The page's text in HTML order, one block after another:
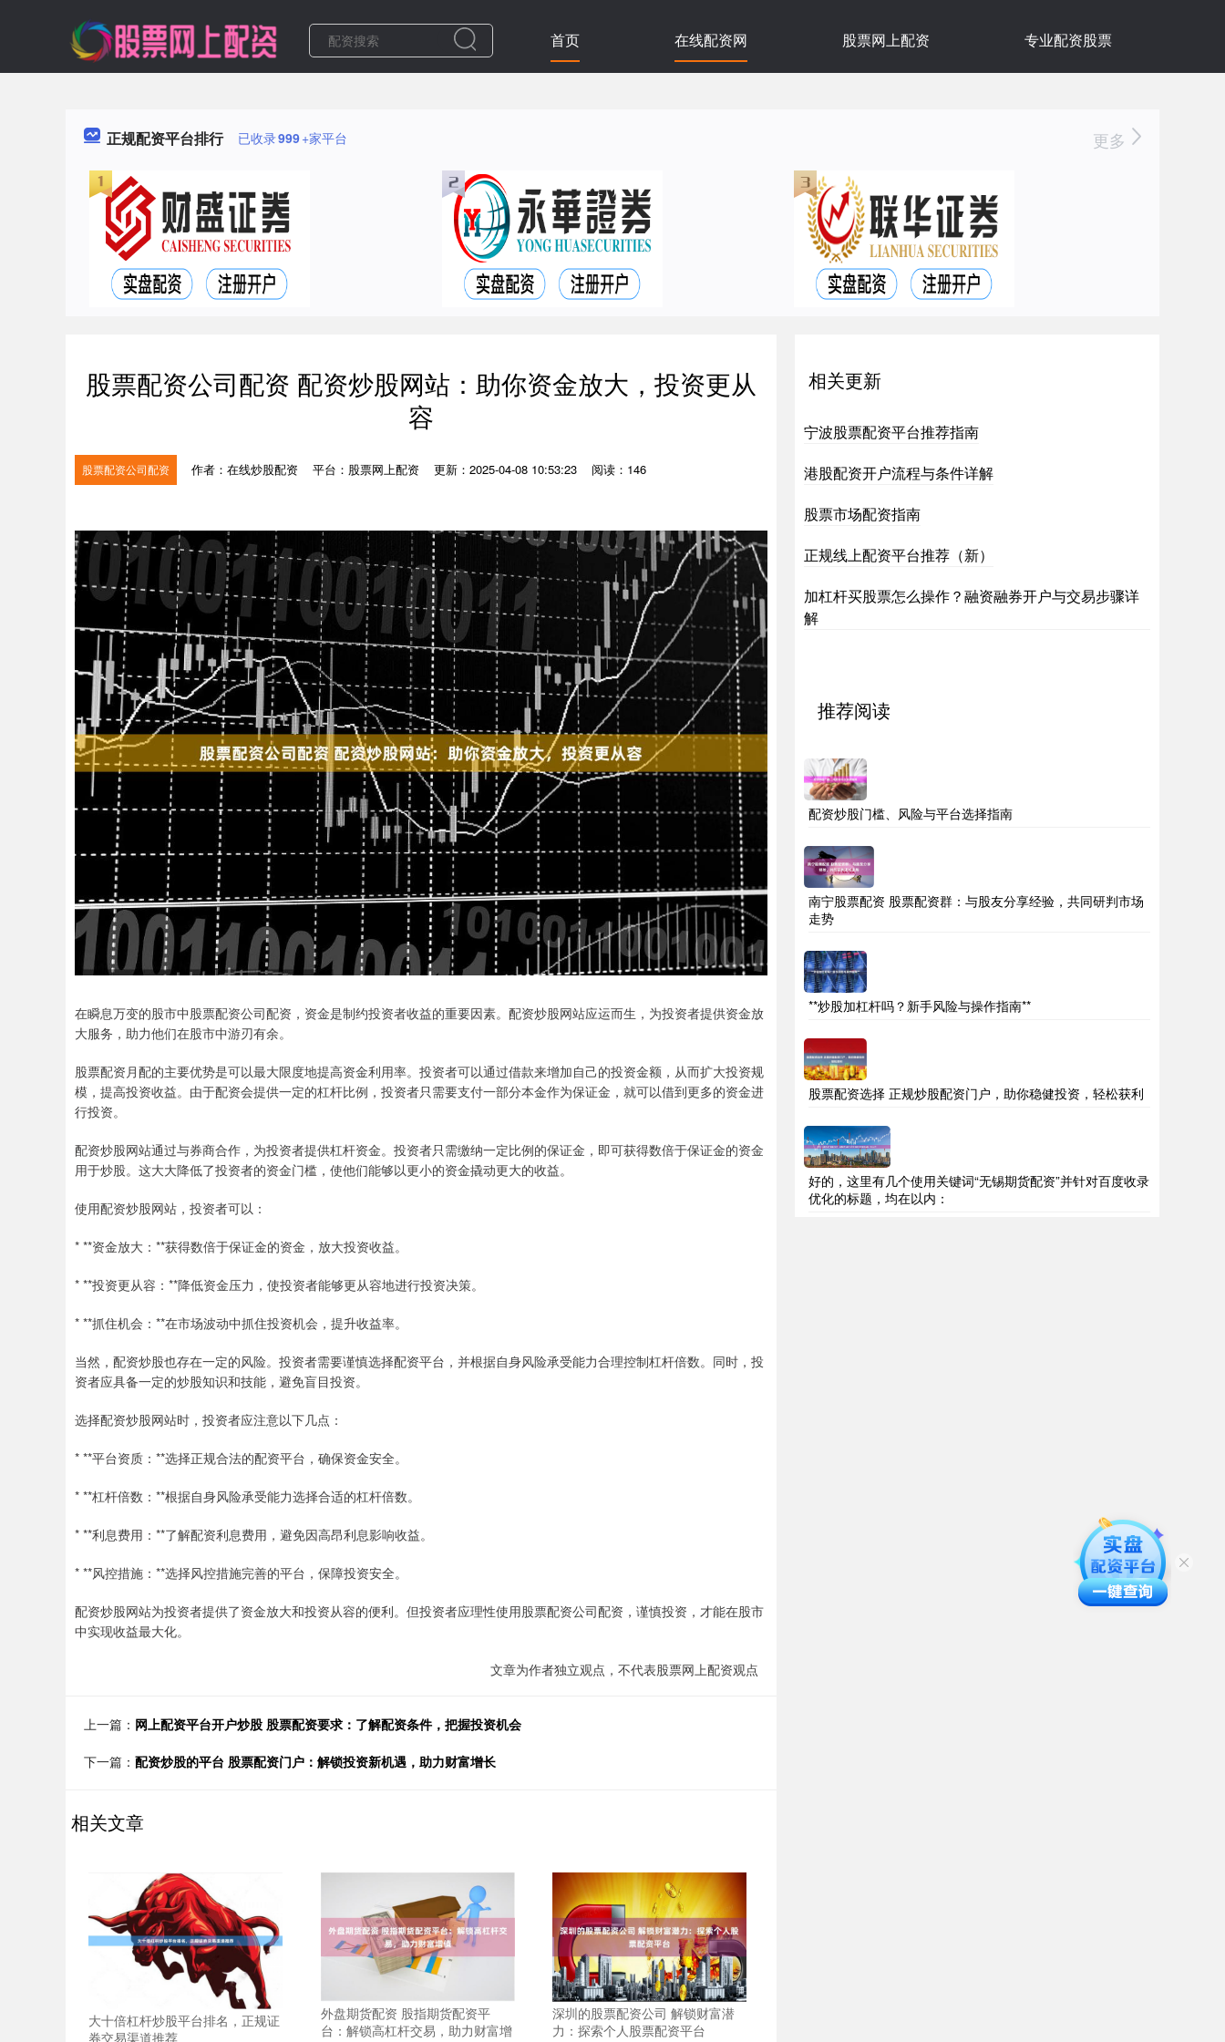
首页 在线配资网 股票网上配资 专业配资股票
正规配资平台排行 已收录999+家平台 更多
股票配资公司配资 配资炒股网站：助你资金放大，投资更从
容
股票配资公司配资 作者：在线炒股配资 平台：股票网上配资 更新：2025-04-08 10:53:23 阅读：146
在瞬息万变的股市中股票配资公司配资，资金是制约投资者收益的重要因素。配资炒股网站应运而生，为投资者提供资金放
大服务，助力他们在股市中游刃有余。
股票配资月配的主要优势是可以最大限度地提高资金利用率。投资者可以通过借款来增加自己的投资金额，从而扩大投资规
模，提高投资收益。由于配资会提供一定的杠杆比例，投资者只需要支付一部分本金作为保证金，就可以借到更多的资金进
行投资。
配资炒股网站通过与券商合作，为投资者提供杠杆资金。投资者只需缴纳一定比例的保证金，即可获得数倍于保证金的资金
用于炒股。这大大降低了投资者的资金门槛，使他们能够以更小的资金撬动更大的收益。
使用配资炒股网站，投资者可以：
* **资金放大：**获得数倍于保证金的资金，放大投资收益。
* **投资更从容：**降低资金压力，使投资者能够更从容地进行投资决策。
* **抓住机会：**在市场波动中抓住投资机会，提升收益率。
当然，配资炒股也存在一定的风险。投资者需要谨慎选择配资平台，并根据自身风险承受能力合理控制杠杆倍数。同时，投
资者应具备一定的炒股知识和技能，避免盲目投资。
选择配资炒股网站时，投资者应注意以下几点：
* **平台资质：**选择正规合法的配资平台，确保资金安全。
* **杠杆倍数：**根据自身风险承受能力选择合适的杠杆倍数。
* **利息费用：**了解配资利息费用，避免因高昂利息影响收益。
* **风控措施：**选择风控措施完善的平台，保障投资安全。
配资炒股网站为投资者提供了资金放大和投资从容的便利。但投资者应理性使用股票配资公司配资，谨慎投资，才能在股市
中实现收益最大化。
文章为作者独立观点，不代表股票网上配资观点
上一篇： 网上配资平台开户炒股 股票配资要求：了解配资条件，把握投资机会
下一篇： 配资炒股的平台 股票配资门户：解锁投资新机遇，助力财富增长
相关文章
大十倍杠杆炒股平台排名，正规证
券交易渠道推荐
外盘期货配资 股指期货配资平
台：解锁高杠杆交易，助力财富增
深圳的股票配资公司 解锁财富潜
力：探索个人股票配资平台
相关更新
宁波股票配资平台推荐指南
港股配资开户流程与条件详解
股票市场配资指南
正规线上配资平台推荐（新）
加杠杆买股票怎么操作？融资融券开户与交易步骤详
解
推荐阅读
配资炒股门槛、风险与平台选择指南
南宁股票配资 股票配资群：与股友分享经验，共同研判市场
走势
**炒股加杠杆吗？新手风险与操作指南**
股票配资选择 正规炒股配资门户，助你稳健投资，轻松获利
好的，这里有几个使用关键词“无锡期货配资”并针对百度收录
优化的标题，均在以内：